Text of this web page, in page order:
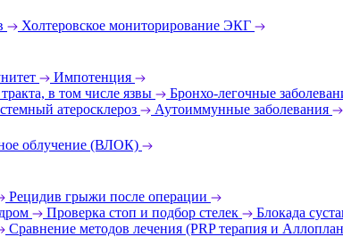
Холтеровское мониторирование ЭКГ
Импотенция
в том числе язвы
Бронхо-легочные
атеросклероз
Аутоиммунные заболевания
облучение (ВЛОК)
Рецидив грыжи после операции
Проверка стоп и подбор стелек
Блокада
Сравнение методов лечения (PRP терапия и